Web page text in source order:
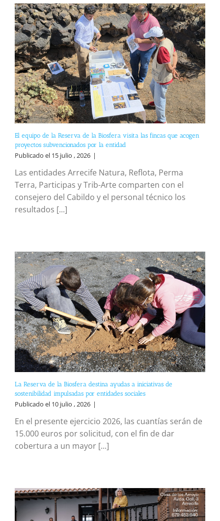
El equipo de la Reserva de la Biosfera visita las fincas que acogen
proyectos subvencionados por la entidad
Publicado el 15 julio , 2026 |
Las entidades Arrecife Natura, Reflota, Perma
Terra, Participas y Trib-Arte comparten con el
consejero del Cabildo y el personal técnico los
resultados [...]
La Reserva de la Biosfera destina ayudas a iniciativas de
sostenibilidad impulsadas por entidades sociales
Publicado el 10 julio , 2026 |
En el presente ejercicio 2026, las cuantías serán de
15.000 euros por solicitud, con el fin de dar
cobertura a un mayor [...]